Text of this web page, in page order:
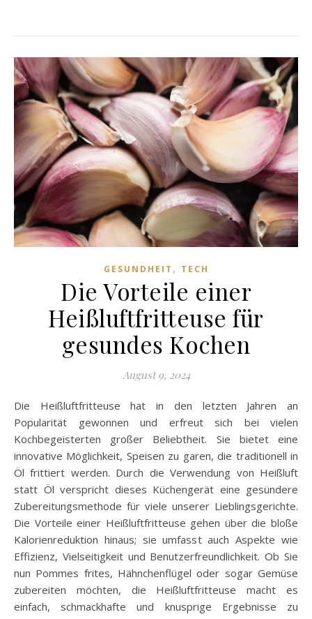
GESUNDHEIT , TECH
Die Vorteile einer
Heißluftfritteuse für
gesundes Kochen
August 9, 2024
Die Heißluftfritteuse hat in den letzten Jahren an
Popularität gewonnen und erfreut sich bei vielen
Kochbegeisterten großer Beliebtheit. Sie bietet eine
innovative Möglichkeit, Speisen zu garen, die traditionell in
Öl frittiert werden. Durch die Verwendung von Heißluft
statt Öl verspricht dieses Küchengerät eine gesündere
Zubereitungsmethode für viele unserer Lieblingsgerichte.
Die Vorteile einer Heißluftfritteuse gehen über die bloße
Kalorienreduktion hinaus; sie umfasst auch Aspekte wie
Effizienz, Vielseitigkeit und Benutzerfreundlichkeit. Ob Sie
nun Pommes frites, Hähnchenflügel oder sogar Gemüse
zubereiten möchten, die Heißluftfritteuse macht es
einfach, schmackhafte und knusprige Ergebnisse zu